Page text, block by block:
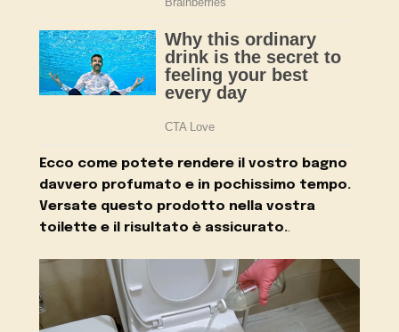
Ecco come potete rendere il vostro bagno
davvero profumato e in pochissimo tempo.
Versate questo prodotto nella vostra
toilette e il risultato è assicurato..